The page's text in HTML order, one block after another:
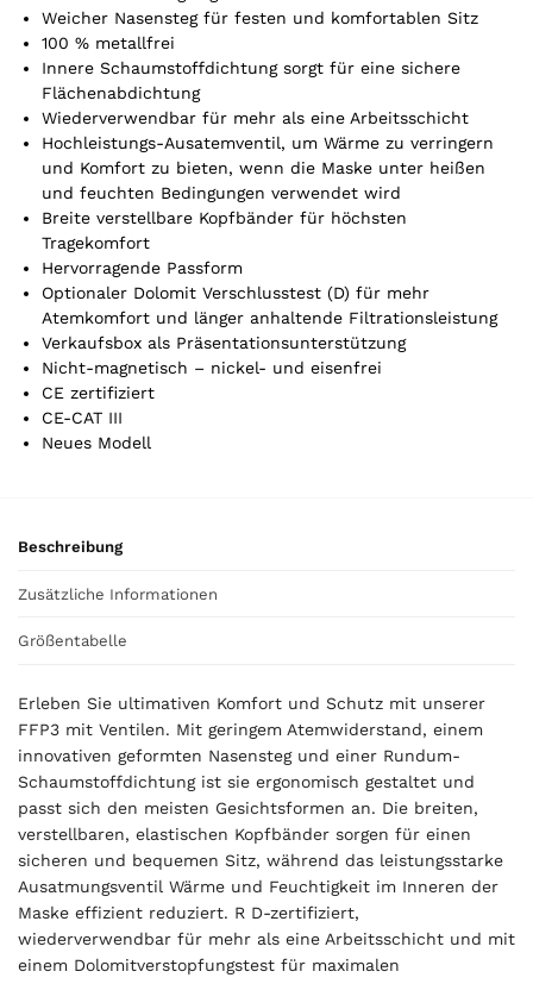
i
k
e
.
Y
i
s
0
Weicher Nasensteg für festen und komfortablen Sitz
100 % metallfrei
Innere Schaumstoffdichtung sorgt für eine sichere
Flächenabdichtung
Wiederverwendbar für mehr als eine Arbeitsschicht
Hochleistungs-Ausatemventil, um Wärme zu verringern
und Komfort zu bieten, wenn die Maske unter heißen
und feuchten Bedingungen verwendet wird
Breite verstellbare Kopfbänder für höchsten
Tragekomfort
Hervorragende Passform
Optionaler Dolomit Verschlusstest (D) für mehr
Atemkomfort und länger anhaltende Filtrationsleistung
Verkaufsbox als Präsentationsunterstützung
Nicht-magnetisch – nickel- und eisenfrei
CE zertifiziert
CE-CAT III
Neues Modell
Beschreibung
Zusätzliche Informationen
Größentabelle
Erleben Sie ultimativen Komfort und Schutz mit unserer
FFP3 mit Ventilen. Mit geringem Atemwiderstand, einem
innovativen geformten Nasensteg und einer Rundum-
Schaumstoffdichtung ist sie ergonomisch gestaltet und
passt sich den meisten Gesichtsformen an. Die breiten,
verstellbaren, elastischen Kopfbänder sorgen für einen
sicheren und bequemen Sitz, während das leistungsstarke
Ausatmungsventil Wärme und Feuchtigkeit im Inneren der
Maske effizient reduziert. R D-zertifiziert,
wiederverwendbar für mehr als eine Arbeitsschicht und mit
einem Dolomitverstopfungstest für maximalen